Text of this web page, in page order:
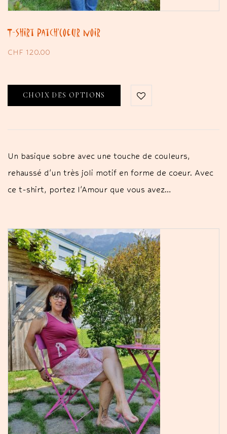
T-shirt Patch’Coeur noir
CHF 120.00
CHOIX DES OPTIONS
Un basique sobre avec une touche de couleurs,
rehaussé d'un très joli motif en forme de coeur. Avec
ce t-shirt, portez l'Amour que vous avez…